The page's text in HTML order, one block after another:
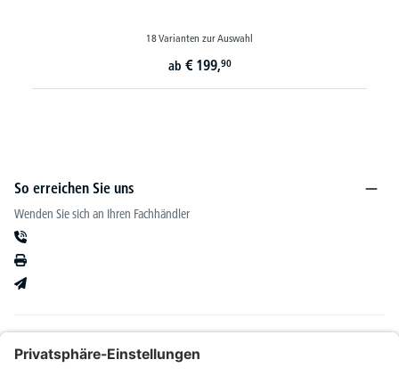
So erreichen Sie uns
Wenden Sie sich an Ihren Fachhändler